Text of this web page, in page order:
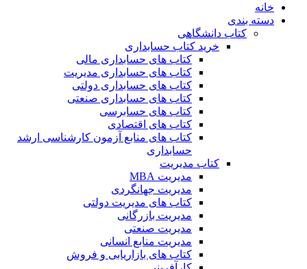
خانه
دسته بندی
کتاب دانشگاهی
خرید کتاب حسابداری
کتاب های حسابداری مالی
کتاب های حسابداری مدیریت
کتاب های حسابداری دولتی
کتاب های حسابداری صنعتی
کتاب های حسابرسی
کتاب های اقتصادی
کتاب های منابع آزمون کارشناسی ارشد
حسابداری
کتاب مدیریت
مدیریت MBA
مدیریت جهانگردی
کتاب های مدیریت دولتی
مدیریت بازرگانی
مدیریت صنعتی
مدیریت منابع انسانی
کتاب های بازاریابی و فروش